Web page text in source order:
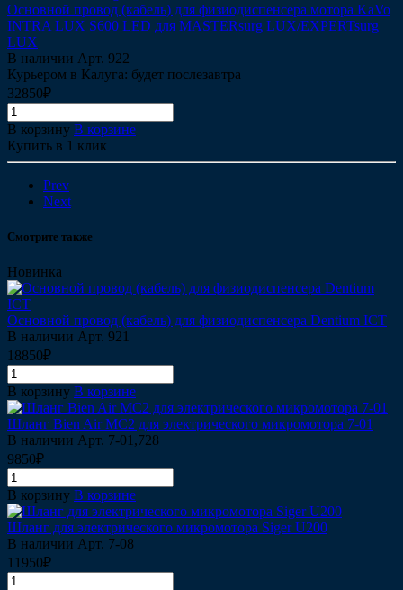
Основной провод (кабель) для физиодиспенсера мотора KaVo
INTRA LUX S600 LED для MASTERsurg LUX/EXPERTsurg
LUX
В наличии Арт. 922
Курьером в Калуга: будет послезавтра
32850₽
В корзину В корзине
Купить в 1 клик
Prev
Next
Смотрите также
Новинка
Основной провод (кабель) для физиодиспенсера Dentium ICT
В наличии Арт. 921
18850₽
В корзину В корзине
Шланг Bien Air MC2 для электрического микромотора 7-01
В наличии Арт. 7-01,728
9850₽
В корзину В корзине
Шланг для электрического микромотора Siger U200
В наличии Арт. 7-08
11950₽